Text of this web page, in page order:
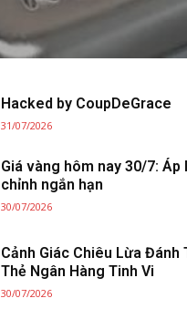
Hacked by CoupDeGrace
31/07/2026
Giá vàng hôm nay 30/7: Áp
chỉnh ngắn hạn
30/07/2026
Cảnh Giác Chiêu Lừa Đánh
Thẻ Ngân Hàng Tinh Vi
30/07/2026